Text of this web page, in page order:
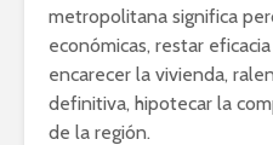
metropolitana significa
económicas, restar
encarecer la vivienda,
definitiva, hipotecar la
de la región.